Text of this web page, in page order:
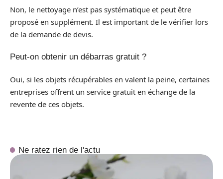
Non, le nettoyage n’est pas systématique et peut être
proposé en supplément. Il est important de le vérifier lors
de la demande de devis.
Peut-on obtenir un débarras gratuit ?
Oui, si les objets récupérables en valent la peine, certaines
entreprises offrent un service gratuit en échange de la
revente de ces objets.
Ne ratez rien de l'actu